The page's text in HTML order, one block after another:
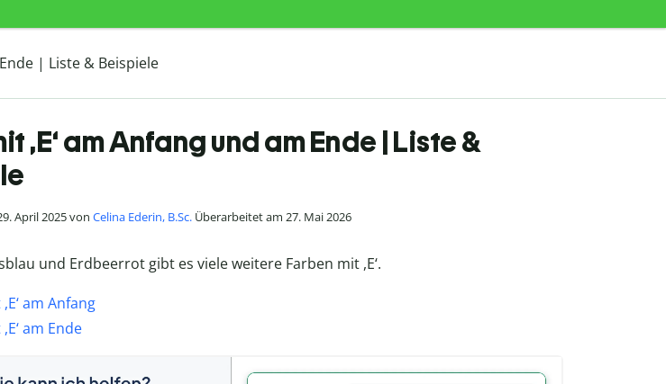
| Liste & Beispiele
,E‘ am Anfang und am Ende | Liste &
April 2025 von Celina Ederin, B.Sc. Überarbeitet am 27. Mai 2026
und Erdbeerrot gibt es viele weitere Farben mit ,E‘.
am Anfang
am Ende